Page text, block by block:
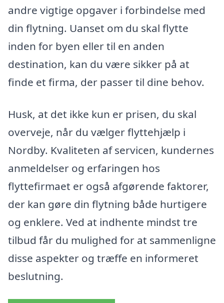
andre vigtige opgaver i forbindelse med
din flytning. Uanset om du skal flytte
inden for byen eller til en anden
destination, kan du være sikker på at
finde et firma, der passer til dine behov.
Husk, at det ikke kun er prisen, du skal
overveje, når du vælger flyttehjælp i
Nordby. Kvaliteten af servicen, kundernes
anmeldelser og erfaringen hos
flyttefirmaet er også afgørende faktorer,
der kan gøre din flytning både hurtigere
og enklere. Ved at indhente mindst tre
tilbud får du mulighed for at sammenligne
disse aspekter og træffe en informeret
beslutning.